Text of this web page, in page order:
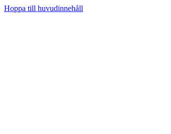
Hoppa till huvudinnehåll